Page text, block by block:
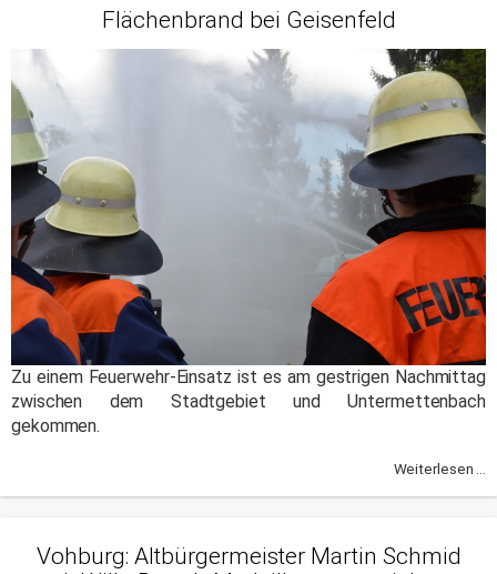
Flächenbrand bei Geisenfeld
Zu einem Feuerwehr-Einsatz ist es am gestrigen Nachmittag
zwischen dem Stadtgebiet und Untermettenbach
gekommen.
Weiterlesen ...
Vohburg: Altbürgermeister Martin Schmid